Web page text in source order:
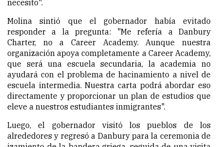
necesito".
Molina sintió que el gobernador había evitado
responder a la pregunta: "Me refería a Danbury
Charter, no a Career Academy. Aunque nuestra
organización apoya completamente a Career Academy,
que será una escuela secundaria, la academia no
ayudará con el problema de hacinamiento a nivel de
escuela intermedia. Nuestra carta podrá abordar eso
directamente y proporcionar un plan de estudios que
eleve a nuestros estudiantes inmigrantes".
Luego, el gobernador visitó los pueblos de los
alrededores y regresó a Danbury para la ceremonia de